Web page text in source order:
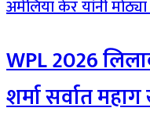
WPL 2026
शर्मा सर्वात